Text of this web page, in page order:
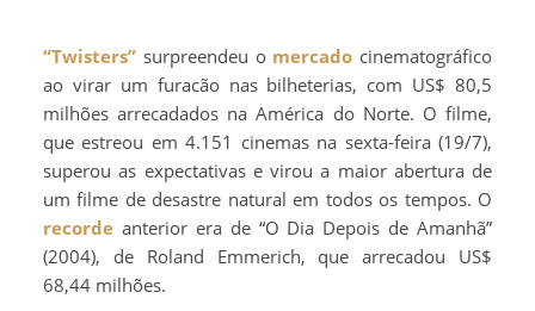
“Twisters” surpreendeu o mercado cinematográfico
ao virar um furacão nas bilheterias, com US$ 80,5
milhões arrecadados na América do Norte. O filme,
que estreou em 4.151 cinemas na sexta-feira (19/7),
superou as expectativas e virou a maior abertura de
um filme de desastre natural em todos os tempos. O
recorde anterior era de “O Dia Depois de Amanhã”
(2004), de Roland Emmerich, que arrecadou US$
68,44 milhões.